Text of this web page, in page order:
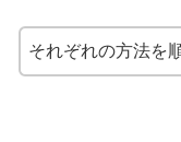
それぞれの方法を